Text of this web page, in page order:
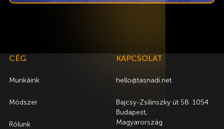
CÉG
Munkáink
Módszer
Rólunk
KAPCSOLAT
hello@tasnadi.net
Bajcsy-Zsilinszky út 58. 1054
Budapest,
Magyarország